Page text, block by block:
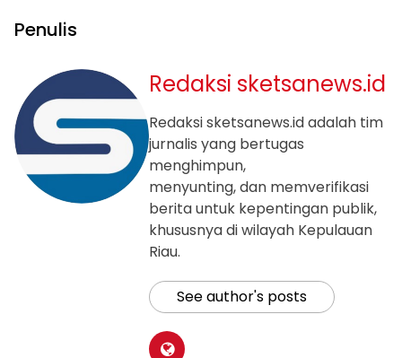
Penulis
Redaksi sketsanews.id
Redaksi sketsanews.id adalah tim
jurnalis yang bertugas
menghimpun,
menyunting, dan memverifikasi
berita untuk kepentingan publik,
khususnya di wilayah Kepulauan
Riau.
See author's posts